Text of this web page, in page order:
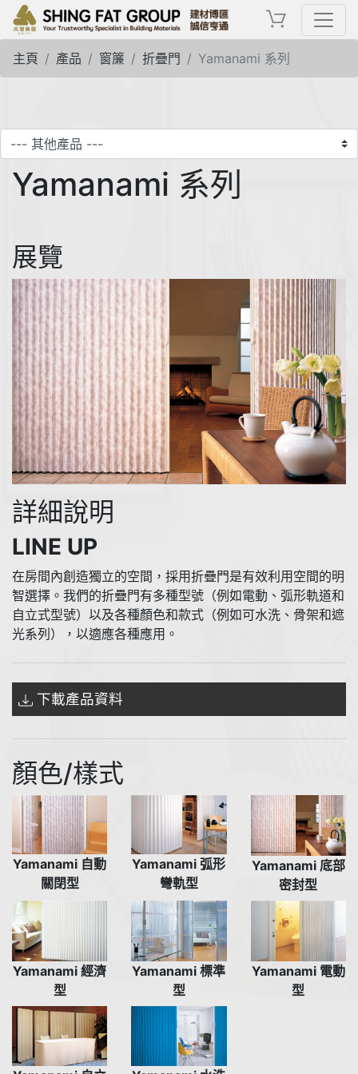
主頁 產品 窗簾 折疊門 Yamanami 系列
Yamanami 系列
展覽
詳細說明
LINE UP
在房間內創造獨立的空間，採用折疊門是有效利用空間的明
智選擇。我們的折疊門有多種型號（例如電動、弧形軌道和
自立式型號）以及各種顏色和款式（例如可水洗、骨架和遮
光系列），以適應各種應用。
下載產品資料
顏色/樣式
Yamanami 自動
關閉型
Yamanami 弧形
彎軌型
Yamanami 底部
密封型
Yamanami 經濟
型
Yamanami 標準
型
Yamanami 電動
型